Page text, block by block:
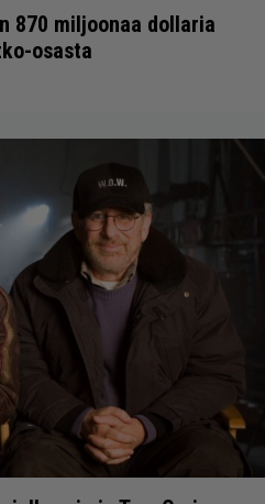
870 miljoonaa dollaria
osasta